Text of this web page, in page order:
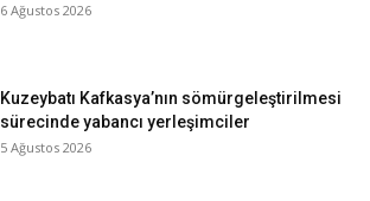
6 Ağustos 2026
Kuzeybatı Kafkasya’nın sömürgeleştirilmesi
sürecinde yabancı yerleşimciler
5 Ağustos 2026